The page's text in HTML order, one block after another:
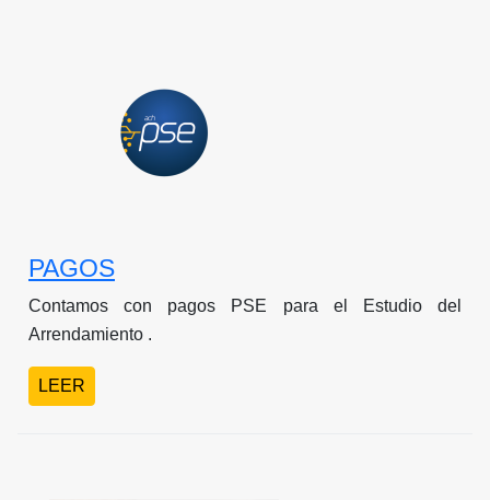
PAGOS
Contamos con pagos PSE para el Estudio del
Arrendamiento .
LEER